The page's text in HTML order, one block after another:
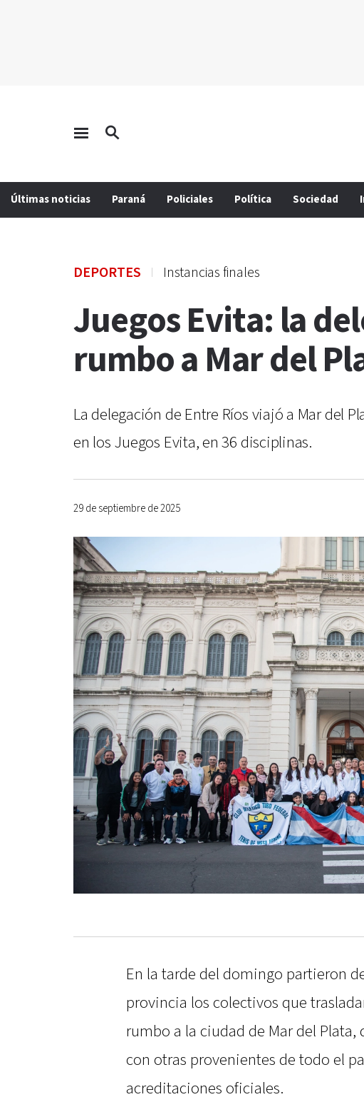
Últimas noticias Paraná Policiales Política Sociedad
DEPORTES Instancias finales
Juegos Evita: la
rumbo a Mar del
La delegación de Entre Ríos viajó a Mar del
en los Juegos Evita, en 36 disciplinas.
29 de septiembre de 2025
En la tarde del domingo partieron
provincia los colectivos que
rumbo a la ciudad de Mar del Plata,
con otras provenientes de todo el
acreditaciones oficiales.